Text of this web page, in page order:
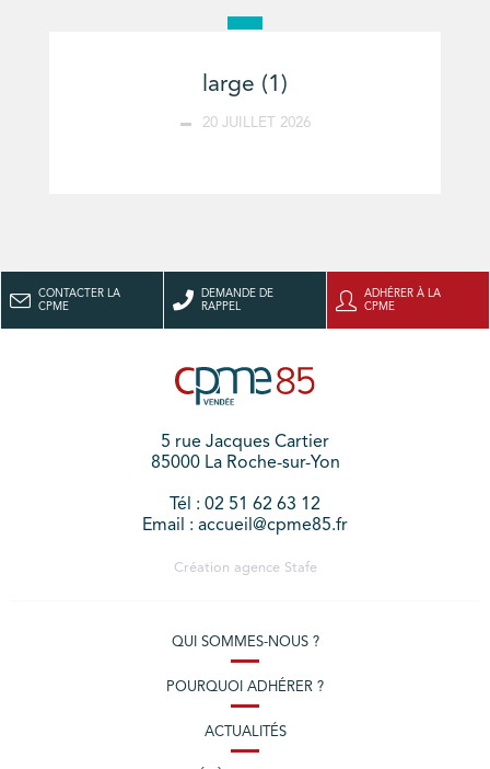
large (1)
20 JUILLET 2026
CONTACTER LA
CPME
DEMANDE DE
RAPPEL
ADHÉRER À LA
CPME
5 rue Jacques Cartier
85000 La Roche-sur-Yon
Tél : 02 51 62 63 12
Email : accueil@cpme85.fr
Création agence Stafe
QUI SOMMES-NOUS ?
POURQUOI ADHÉRER ?
ACTUALITÉS